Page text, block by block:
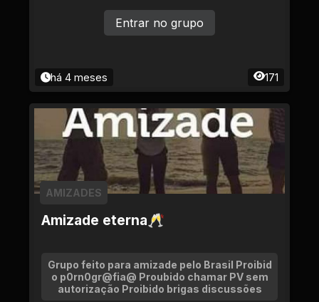
há 4 meses 171
Entrar no grupo
Amizade eterna🥂
AMIZADES
Grupo feito para amizade pelo Brasil Proibid
o p0rn0gr@fia@ Proubido chamar PV sem
autorização Proibido brigas discussões